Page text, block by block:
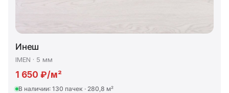
Инеш
IMEN · 5 мм
1 650 ₽/м²
В наличии: 130 пачек · 280,8 м²